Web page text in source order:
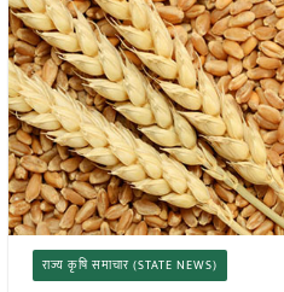
राज्य कृषि समाचार (STATE NEWS)